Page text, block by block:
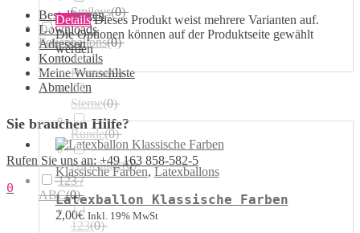
Bestellungen
Downloads
Adressen
Kontodetails
Meine Wunschliste
Abmelden
Sie brauchen Hilfe?
Rufen Sie uns an: +49 163 858-582-5
0
Details Dieses Produkt weist mehrere Varianten auf.
Die Optionen können auf der Produktseite gewählt
werden
Klassische Farben, Latexballons
Latexballon Klassische Farben
2,00€ Inkl. 19% MwSt
Smileys(0)
Folienballons(0)
Herzen(0)
Sterne(0)
Runde(0)
Airwalker(0)
123 /
ABC(0)
123(0)